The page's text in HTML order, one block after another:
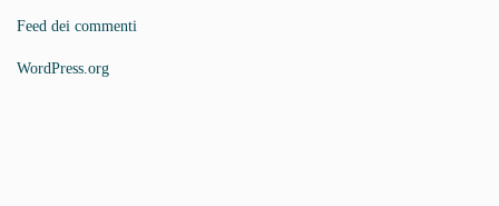
Feed dei commenti
WordPress.org